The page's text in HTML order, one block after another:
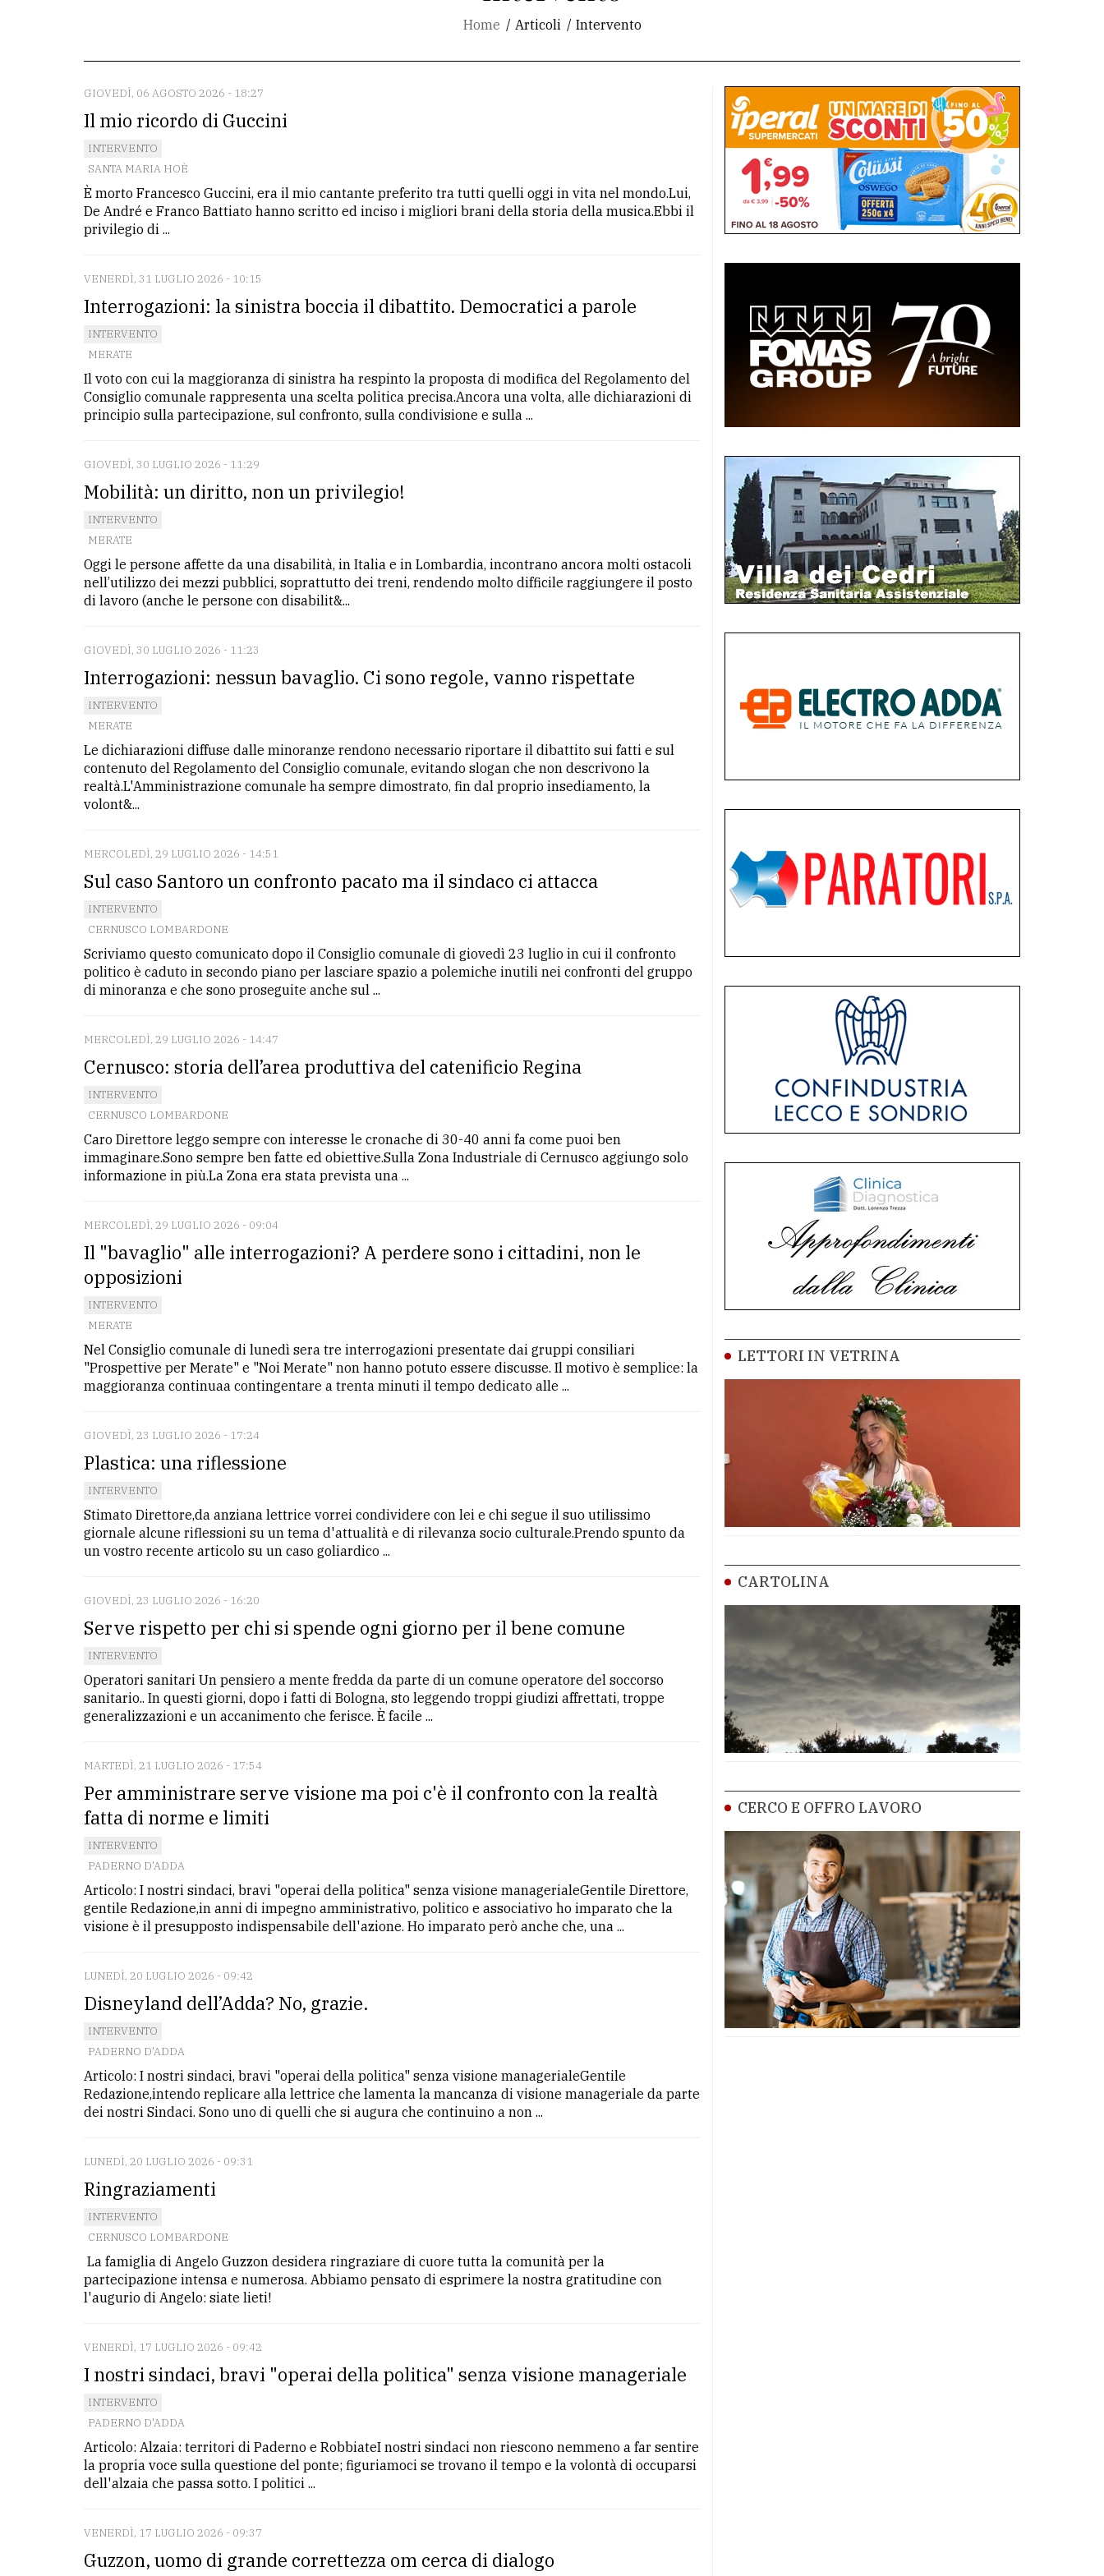
Home Articoli Intervento
GIOVEDÌ, 06 AGOSTO 2026 - 18:27
Il mio ricordo di Guccini
INTERVENTO
SANTA MARIA HOÈ
È morto Francesco Guccini, era il mio cantante preferito tra tutti quelli oggi in vita nel mondo.Lui,
De André e Franco Battiato hanno scritto ed inciso i migliori brani della storia della musica.Ebbi il
privilegio di ...
VENERDÌ, 31 LUGLIO 2026 - 10:15
Interrogazioni: la sinistra boccia il dibattito. Democratici a parole
INTERVENTO
MERATE
Il voto con cui la maggioranza di sinistra ha respinto la proposta di modifica del Regolamento del
Consiglio comunale rappresenta una scelta politica precisa.Ancora una volta, alle dichiarazioni di
principio sulla partecipazione, sul confronto, sulla condivisione e sulla ...
GIOVEDÌ, 30 LUGLIO 2026 - 11:29
Mobilità: un diritto, non un privilegio!
INTERVENTO
MERATE
Oggi le persone affette da una disabilità, in Italia e in Lombardia, incontrano ancora molti ostacoli
nell’utilizzo dei mezzi pubblici, soprattutto dei treni, rendendo molto difficile raggiungere il posto
di lavoro (anche le persone con disabilit&...
GIOVEDÌ, 30 LUGLIO 2026 - 11:23
Interrogazioni: nessun bavaglio. Ci sono regole, vanno rispettate
INTERVENTO
MERATE
Le dichiarazioni diffuse dalle minoranze rendono necessario riportare il dibattito sui fatti e sul
contenuto del Regolamento del Consiglio comunale, evitando slogan che non descrivono la
realtà.L'Amministrazione comunale ha sempre dimostrato, fin dal proprio insediamento, la
volont&...
MERCOLEDÌ, 29 LUGLIO 2026 - 14:51
Sul caso Santoro un confronto pacato ma il sindaco ci attacca
INTERVENTO
CERNUSCO LOMBARDONE
Scriviamo questo comunicato dopo il Consiglio comunale di giovedì 23 luglio in cui il confronto
politico è caduto in secondo piano per lasciare spazio a polemiche inutili nei confronti del gruppo
di minoranza e che sono proseguite anche sul ...
MERCOLEDÌ, 29 LUGLIO 2026 - 14:47
Cernusco: storia dell’area produttiva del catenificio Regina
INTERVENTO
CERNUSCO LOMBARDONE
Caro Direttore leggo sempre con interesse le cronache di 30-40 anni fa come puoi ben
immaginare.Sono sempre ben fatte ed obiettive.Sulla Zona Industriale di Cernusco aggiungo solo
informazione in più.La Zona era stata prevista una ...
MERCOLEDÌ, 29 LUGLIO 2026 - 09:04
Il "bavaglio" alle interrogazioni? A perdere sono i cittadini, non le
opposizioni
INTERVENTO
MERATE
Nel Consiglio comunale di lunedì sera tre interrogazioni presentate dai gruppi consiliari
"Prospettive per Merate" e "Noi Merate" non hanno potuto essere discusse. Il motivo è semplice: la
maggioranza continuaa contingentare a trenta minuti il tempo dedicato alle ...
GIOVEDÌ, 23 LUGLIO 2026 - 17:24
Plastica: una riflessione
INTERVENTO
Stimato Direttore,da anziana lettrice vorrei condividere con lei e chi segue il suo utilissimo
giornale alcune riflessioni su un tema d'attualità e di rilevanza socio culturale.Prendo spunto da
un vostro recente articolo su un caso goliardico ...
GIOVEDÌ, 23 LUGLIO 2026 - 16:20
Serve rispetto per chi si spende ogni giorno per il bene comune
INTERVENTO
Operatori sanitari Un pensiero a mente fredda da parte di un comune operatore del soccorso
sanitario.. In questi giorni, dopo i fatti di Bologna, sto leggendo troppi giudizi affrettati, troppe
generalizzazioni e un accanimento che ferisce. È facile ...
MARTEDÌ, 21 LUGLIO 2026 - 17:54
Per amministrare serve visione ma poi c'è il confronto con la realtà
fatta di norme e limiti
INTERVENTO
PADERNO D'ADDA
Articolo: I nostri sindaci, bravi "operai della politica" senza visione managerialeGentile Direttore,
gentile Redazione,in anni di impegno amministrativo, politico e associativo ho imparato che la
visione è il presupposto indispensabile dell'azione. Ho imparato però anche che, una ...
LUNEDÌ, 20 LUGLIO 2026 - 09:42
Disneyland dell’Adda? No, grazie.
INTERVENTO
PADERNO D'ADDA
Articolo: I nostri sindaci, bravi "operai della politica" senza visione managerialeGentile
Redazione,intendo replicare alla lettrice che lamenta la mancanza di visione manageriale da parte
dei nostri Sindaci. Sono uno di quelli che si augura che continuino a non ...
LUNEDÌ, 20 LUGLIO 2026 - 09:31
Ringraziamenti
INTERVENTO
CERNUSCO LOMBARDONE
La famiglia di Angelo Guzzon desidera ringraziare di cuore tutta la comunità per la
partecipazione intensa e numerosa. Abbiamo pensato di esprimere la nostra gratitudine con
l'augurio di Angelo: siate lieti!
VENERDÌ, 17 LUGLIO 2026 - 09:42
I nostri sindaci, bravi "operai della politica" senza visione manageriale
INTERVENTO
PADERNO D'ADDA
Articolo: Alzaia: territori di Paderno e RobbiateI nostri sindaci non riescono nemmeno a far sentire
la propria voce sulla questione del ponte; figuriamoci se trovano il tempo e la volontà di occuparsi
dell'alzaia che passa sotto. I politici ...
VENERDÌ, 17 LUGLIO 2026 - 09:37
Guzzon, uomo di grande correttezza om cerca di dialogo
LETTORI IN VETRINA
CARTOLINA
CERCO E OFFRO LAVORO